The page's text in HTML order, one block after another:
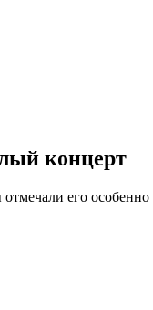
концерт
его особенно